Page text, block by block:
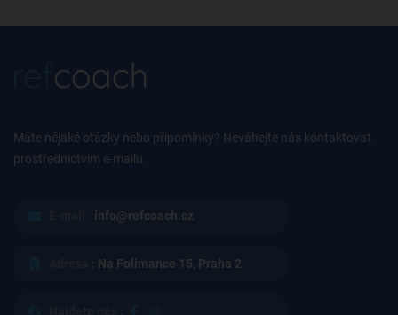
Máte nějaké otázky nebo připomínky? Neváhejte nás kontaktovat
prostřednictvím e-mailu.
info@refcoach.cz
Na Folimance 15, Praha 2